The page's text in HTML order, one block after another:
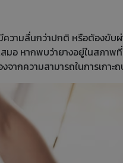
วามลื่นกว่าปกติ หรือต้องขับผ่
อ หากพบว่ายางอยู่ในสภาพ
จากความสามารถในการเกาะ